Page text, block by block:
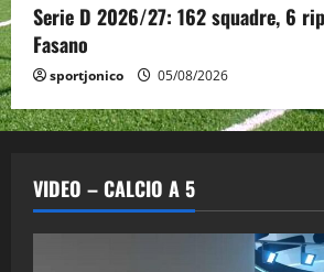
Serie D 2026/27: 162 squadre, 6
Fasano
sportjonico 05/08/2026
VIDEO – CALCIO A 5